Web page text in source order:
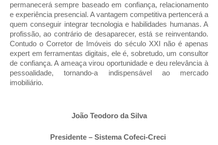
permanecerá sempre baseado em confiança, relacionamento
e experiência presencial. A vantagem competitiva pertencerá a
quem conseguir integrar tecnologia e habilidades humanas. A
profissão, ao contrário de desaparecer, está se reinventando.
Contudo o Corretor de Imóveis do século XXI não é apenas
expert em ferramentas digitais, ele é, sobretudo, um consultor
de confiança. A ameaça virou oportunidade e deu relevância à
pessoalidade, tornando-a indispensável ao mercado
imobiliário.
João Teodoro da Silva
Presidente – Sistema Cofeci-Creci